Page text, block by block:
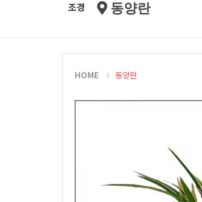
조경 동양란
HOME 동양란